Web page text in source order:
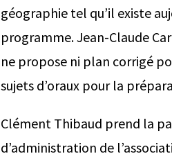
géographie tel qu’il existe
programme. Jean-Claude
ne propose ni plan corrigé
sujets d’oraux pour la
Clément Thibaud prend la
d’administration de